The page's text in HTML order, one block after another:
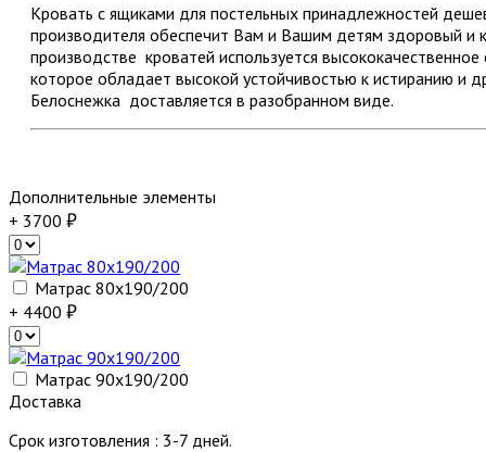
Кровать с ящиками для постельных принадлежностей
производителя обеспечит Вам и Вашим детям здоровый и
производстве кроватей используется
которое обладает высокой устойчивостью к истиранию и
Белоснежка доставляется в разобранном виде.
Дополнительные элементы
+ 3700
Матрас 80х190/200
+ 4400
Матрас 90х190/200
Доставка
Срок изготовления : 3-7 дней.